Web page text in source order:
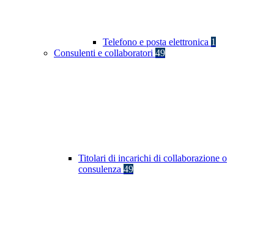
Telefono e posta elettronica 1
Consulenti e collaboratori 49
Titolari di incarichi di collaborazione o
consulenza 49